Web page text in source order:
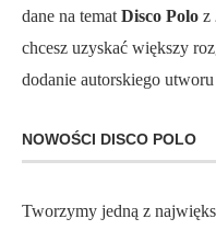
dane na tematDisco Polo z
chcesz uzyskać większy
dodanie autorskiego
NOWOŚCI DISCO POLO
Tworzymy jedną z